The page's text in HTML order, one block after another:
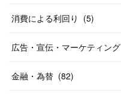
消費による利回り (5)
広告・宣伝・マーケティング
金融・為替 (82)